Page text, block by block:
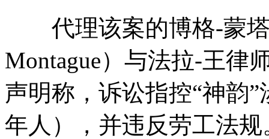
代理该案的博格-蒙塔
Montague）与法拉-王律
声明称，诉讼指控“神韵
年人），并违反劳工法规